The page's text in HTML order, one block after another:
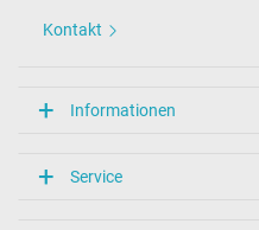
Länge / Breite / Höhe
Weitere Daten
Ja
Kontakt
Informationen
Service